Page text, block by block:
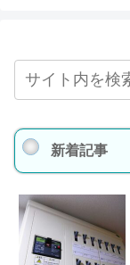
新着記事